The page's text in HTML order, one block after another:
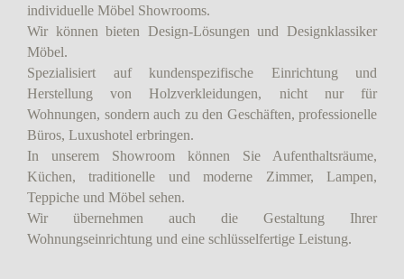
individuelle Möbel Showrooms.
Wir können bieten Design-Lösungen und Designklassiker
Möbel.
Spezialisiert auf kundenspezifische Einrichtung und
Herstellung von Holzverkleidungen, nicht nur für
Wohnungen, sondern auch zu den Geschäften, professionelle
Büros, Luxushotel erbringen.
In unserem Showroom können Sie Aufenthaltsräume,
Küchen, traditionelle und moderne Zimmer, Lampen,
Teppiche und Möbel sehen.
Wir übernehmen auch die Gestaltung Ihrer
Wohnungseinrichtung und eine schlüsselfertige Leistung.